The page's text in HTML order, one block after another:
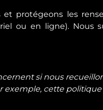
protégeons les
ou en ligne). Nous
si nous
exemple, cette